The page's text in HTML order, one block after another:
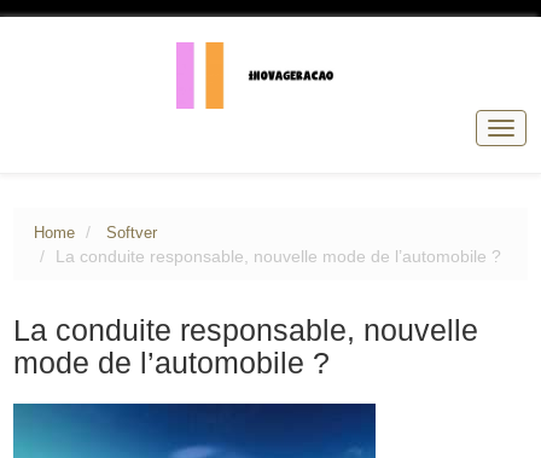
Home Softver
La conduite responsable, nouvelle mode de l’automobile ?
La conduite responsable, nouvelle
mode de l’automobile ?